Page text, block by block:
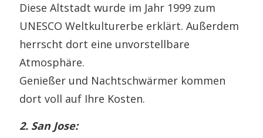
Diese Altstadt wurde im Jahr 1999 zum
UNESCO Weltkulturerbe erklärt. Außerdem
herrscht dort eine unvorstellbare
Atmosphäre.
Genießer und Nachtschwärmer kommen
dort voll auf Ihre Kosten.
2. San Jose: